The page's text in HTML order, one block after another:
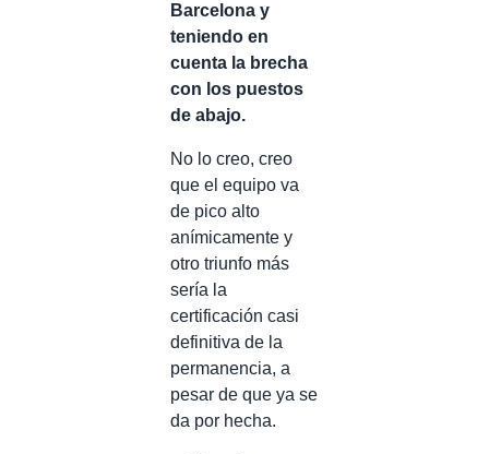
Barcelona y
teniendo en
cuenta la brecha
con los puestos
de abajo.
No lo creo, creo
que el equipo va
de pico alto
anímicamente y
otro triunfo más
sería la
certificación casi
definitiva de la
permanencia, a
pesar de que ya se
da por hecha.